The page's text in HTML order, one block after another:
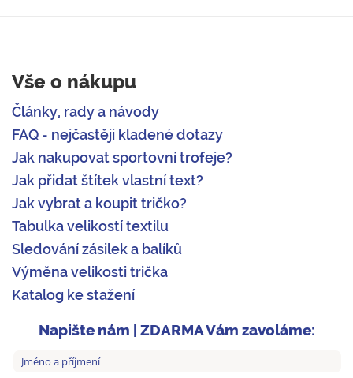
Vše o nákupu
Články, rady a návody
FAQ - nejčastěji kladené dotazy
Jak nakupovat sportovní trofeje?
Jak přidat štítek vlastní text?
Jak vybrat a koupit tričko?
Tabulka velikostí textilu
Sledování zásilek a balíků
Výměna velikosti trička
Katalog ke stažení
Napište nám | ZDARMA Vám zavoláme: